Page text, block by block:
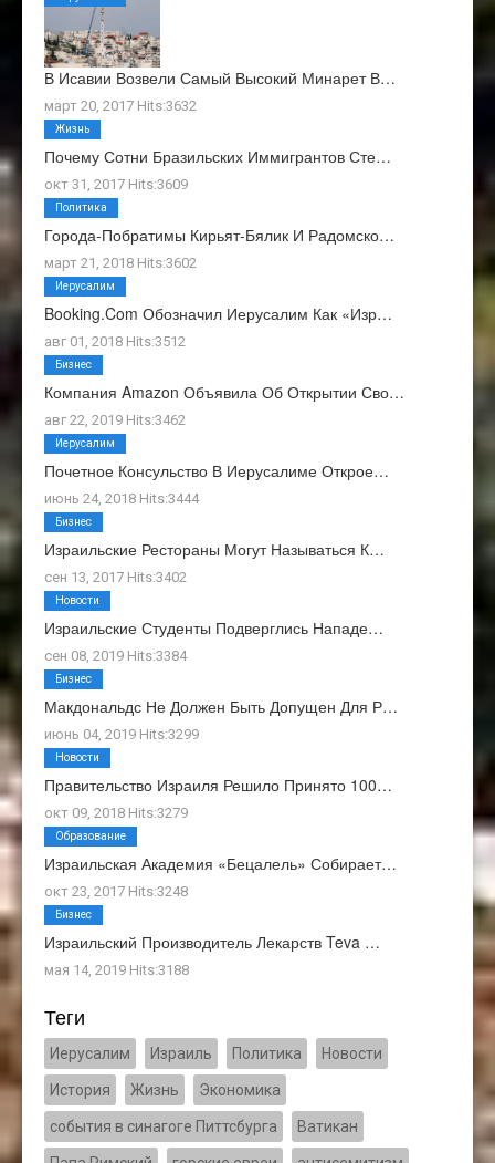
В Исавии Возвели Самый Высокий Минарет В…
март 20, 2017 Hits:3632
Почему Сотни Бразильских Иммигрантов Сте…
окт 31, 2017 Hits:3609
Жизнь
Города-Побратимы Кирьят-Бялик И Радомско…
март 21, 2018 Hits:3602
Политика
Booking.com Обозначил Иерусалим Как «изр…
авг 01, 2018 Hits:3512
Иерусалим
Компания Amazon Объявила Об Открытии Сво…
авг 22, 2019 Hits:3462
Бизнес
Почетное Консульство В Иерусалиме Открое…
июнь 24, 2018 Hits:3444
Иерусалим
Израильские Рестораны Могут Называться К…
сен 13, 2017 Hits:3402
Бизнес
Израильские Студенты Подверглись Нападе…
сен 08, 2019 Hits:3384
Новости
Макдональдс Не Должен Быть Допущен Для Р…
июнь 04, 2019 Hits:3299
Бизнес
Правительство Израиля Решило Принято 100…
окт 09, 2018 Hits:3279
Новости
Израильская Академия «Бецалель» Собирает…
окт 23, 2017 Hits:3248
Образование
Израильский Производитель Лекарств Teva …
мая 14, 2019 Hits:3188
Бизнес
Теги
Иерусалим Израиль Политика Новости
История Жизнь Экономика
события в синагоге Питтсбурга Ватикан